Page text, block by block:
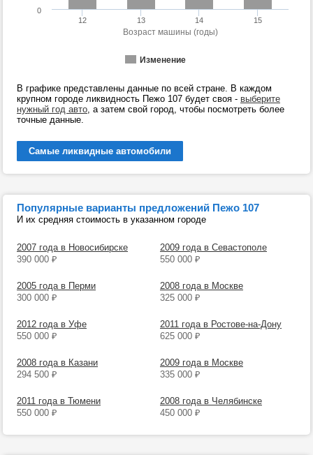
Возраст машины (годы)
Изменение
12 13 14 15
0
В графике представлены данные по всей стране. В каждом
крупном городе ликвидность Пежо 107 будет своя - выберите
нужный год авто, а затем свой город, чтобы посмотреть более
точные данные.
Самые ликвидные автомобили
Популярные варианты предложений Пежо 107
И их средняя стоимость в указанном городе
2007 года в Новосибирске
390 000 ₽
2009 года в Севастополе
550 000 ₽
2005 года в Перми
300 000 ₽
2008 года в Москве
325 000 ₽
2012 года в Уфе
550 000 ₽
2011 года в Ростове-на-Дону
625 000 ₽
2008 года в Казани
294 500 ₽
2009 года в Москве
335 000 ₽
2011 года в Тюмени
550 000 ₽
2008 года в Челябинске
450 000 ₽